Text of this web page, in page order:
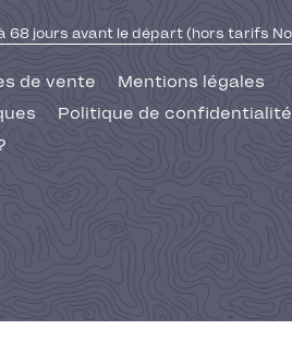
68 jours avant le départ (hors tarifs No
de vente
Mentions légales
Politique de confidentialité